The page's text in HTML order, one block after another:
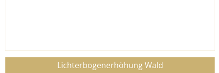
Lichterbogenerhöhung Wald